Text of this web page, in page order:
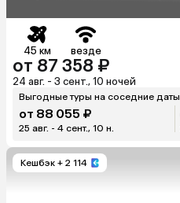
45 км везде
от 87 358 ₽
24 авг. - 3 сент., 10 ночей
Выгодные туры на соседние даты
от 88 055 ₽
25 авг. - 4 сент., 10 н.
Кешбэк + 2 114